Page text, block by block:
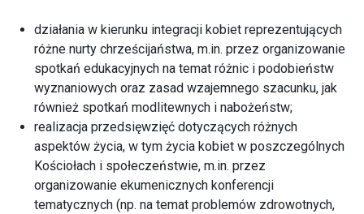
działania w kierunku integracji kobiet reprezentujących
różne nurty chrześcijaństwa, m.in. przez organizowanie
spotkań edukacyjnych na temat różnic i podobieństw
wyznaniowych oraz zasad wzajemnego szacunku, jak
również spotkań modlitewnych i nabożeństw;
realizacja przedsięwzięć dotyczących różnych
aspektów życia, w tym życia kobiet w poszczególnych
Kościołach i społeczeństwie, m.in. przez
organizowanie ekumenicznych konferencji
tematycznych (np. na temat problemów zdrowotnych,